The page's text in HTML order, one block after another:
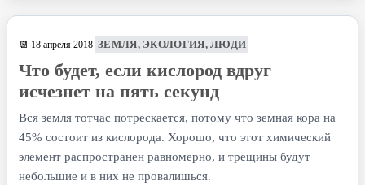
📆 18 апреля 2018 ЗЕМЛЯ, ЭКОЛОГИЯ, ЛЮДИ
Что будет, если кислород вдруг
исчезнет на пять секунд
Вся земля тотчас потрескается, потому что земная кора на
45% состоит из кислорода. Хорошо, что этот химический
элемент распространен равномерно, и трещины будут
небольшие и в них не провалишься.